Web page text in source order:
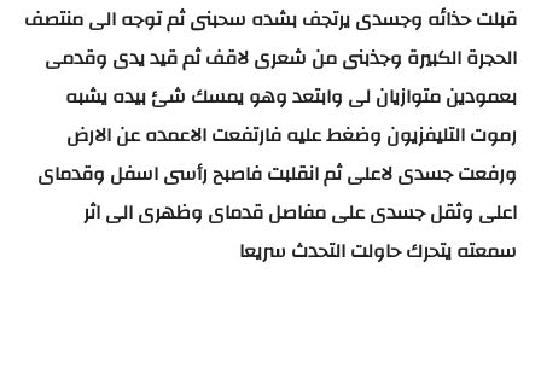
قبلت حذائه وجسدى يرتجف بشده سحبنى ثم توجه الى منتصف
الحجرة الكبيرة وجذبنى من شعرى لاقف ثم قيد يدى وقدمى
بعمودين متوازيان لى وابتعد وهو يمسك شئ بيده يشبه
رموت التليفزيون وضغط عليه فارتفعت الاعمده عن الارض
ورفعت جسدى لاعلى ثم انقلبت فاصبح رأسى اسفل وقدماى
اعلى وثقل جسدى على مفاصل قدماى وظهرى الى اثر
سمعته يتحرك حاولت التحدث سريعا